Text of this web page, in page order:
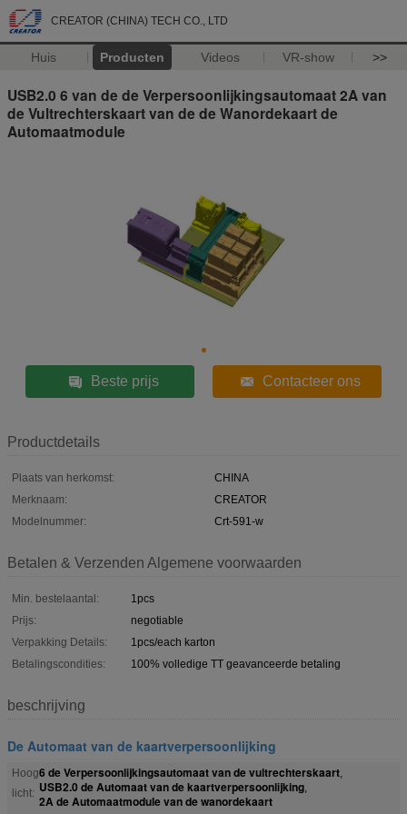
CREATOR (CHINA) TECH CO., LTD
Huis Producten Videos VR-show >>
USB2.0 6 van de de Verpersoonlijkingsautomaat 2A van
de Vultrechterskaart van de de Wanordekaart de
Automaatmodule
Beste prijs Contacteer ons
Productdetails
Plaats van herkomst:
CHINA
Merknaam:
CREATOR
Modelnummer:
Crt-591-w
Betalen & Verzenden Algemene voorwaarden
Min. bestelaantal:
1pcs
Prijs:
negotiable
Verpakking Details:
1pcs/each karton
Betalingscondities:
100% volledige TT geavanceerde betaling
beschrijving
De Automaat van de kaartverpersoonlijking
Hoog
licht:
6 de Verpersoonlijkingsautomaat van de vultrechterskaart,
USB2.0 de Automaat van de kaartverpersoonlijking,
2A de Automaatmodule van de wanordekaart